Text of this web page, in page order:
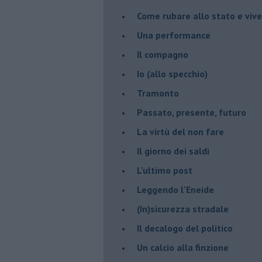
Come rubare allo stato e
Una performance
Il compagno
​Io (allo specchio)
Tramonto
Passato, presente, futuro
La virtù del non fare
Il giorno dei saldi
L'ultimo post
Leggendo l'Eneide
​(In)sicurezza stradale
Il decalogo del politico
Un calcio alla finzione